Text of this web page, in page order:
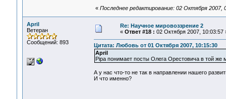
« Последнее редактирование: 02 Октября 2007,
April
Ветеран
Сообщений: 893
Re: Научное мировоззрение 2
« Ответ #18 : 02 Октября 2007, 10:03:57
Цитата: Любовь от 01 Октября 2007, 10:15:30
April
Pipa понимает посты Олега Орестовича в той же
А у нас что-то не так в направлении нашего
И что именно?